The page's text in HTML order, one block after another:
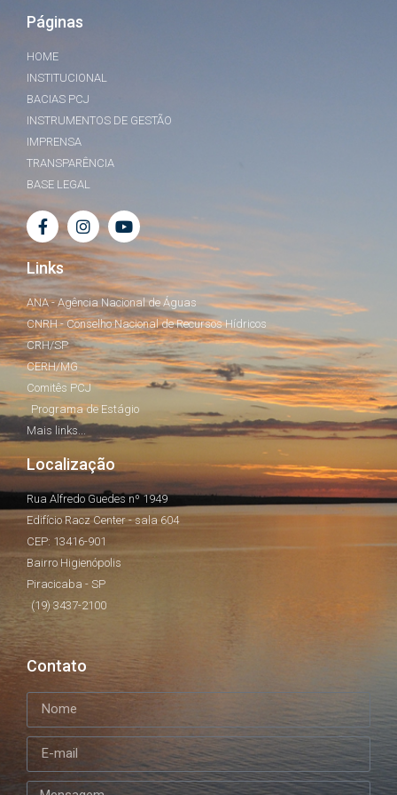
Páginas
HOME
INSTITUCIONAL
BACIAS PCJ
INSTRUMENTOS DE GESTÃO
IMPRENSA
TRANSPARÊNCIA
BASE LEGAL
Links
ANA - Agência Nacional de Águas
CNRH - Conselho Nacional de Recursos Hídricos
CRH/SP
CERH/MG
Comitês PCJ
Programa de Estágio
Mais links...
Localização
Rua Alfredo Guedes nº 1949
Edifício Racz Center - sala 604
CEP: 13416-901
Bairro Higienópolis
Piracicaba - SP
(19) 3437-2100
Contato